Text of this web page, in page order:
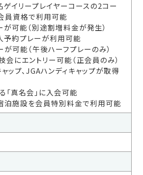
ゲイリープレイヤーコースの2コー
員資格で利用可能
が可能（別途割増料金が発生）
予約プレーが利用可能
が可能（午後ハーフプレーのみ）
会にエントリー可能（正会員のみ）
ャップ、JGAハンディキャップが取得
「真名会」に入会可能
泊施設を会員特別料金で利用可能